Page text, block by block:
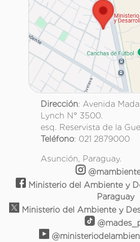
Dirección: Avenida
Lynch N° 3500.
esq. Reservista de la
Teléfono: 021 2879000
Asunción, Paraguay.
Ministerio del Ambiente y
Paraguay
Ministerio del Ambiente y